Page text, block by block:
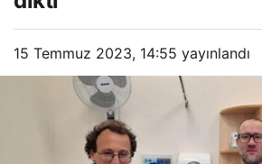
15 Temmuz 2023, 14:55 yayınlandı